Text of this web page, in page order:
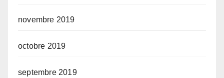
novembre 2019
octobre 2019
septembre 2019